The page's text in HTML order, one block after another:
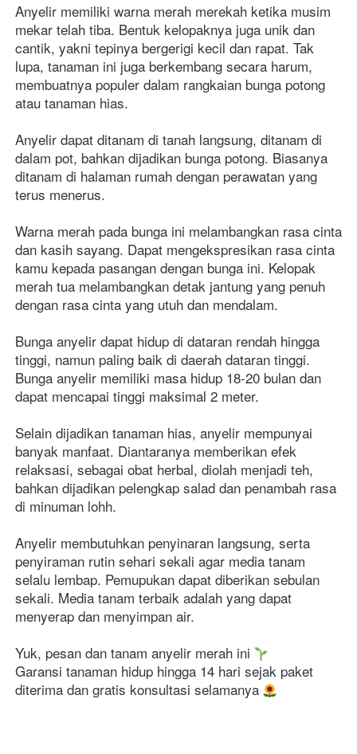
Anyelir memiliki warna merah merekah ketika musim
mekar telah tiba. Bentuk kelopaknya juga unik dan
cantik, yakni tepinya bergerigi kecil dan rapat. Tak
lupa, tanaman ini juga berkembang secara harum,
membuatnya populer dalam rangkaian bunga potong
atau tanaman hias.
Anyelir dapat ditanam di tanah langsung, ditanam di
dalam pot, bahkan dijadikan bunga potong. Biasanya
ditanam di halaman rumah dengan perawatan yang
terus menerus.
Warna merah pada bunga ini melambangkan rasa cinta
dan kasih sayang. Dapat mengekspresikan rasa cinta
kamu kepada pasangan dengan bunga ini. Kelopak
merah tua melambangkan detak jantung yang penuh
dengan rasa cinta yang utuh dan mendalam.
Bunga anyelir dapat hidup di dataran rendah hingga
tinggi, namun paling baik di daerah dataran tinggi.
Bunga anyelir memiliki masa hidup 18-20 bulan dan
dapat mencapai tinggi maksimal 2 meter.
Selain dijadikan tanaman hias, anyelir mempunyai
banyak manfaat. Diantaranya memberikan efek
relaksasi, sebagai obat herbal, diolah menjadi teh,
bahkan dijadikan pelengkap salad dan penambah rasa
di minuman lohh.
Anyelir membutuhkan penyinaran langsung, serta
penyiraman rutin sehari sekali agar media tanam
selalu lembap. Pemupukan dapat diberikan sebulan
sekali. Media tanam terbaik adalah yang dapat
menyerap dan menyimpan air.
Yuk, pesan dan tanam anyelir merah ini
Garansi tanaman hidup hingga 14 hari sejak paket
diterima dan gratis konsultasi selamanya